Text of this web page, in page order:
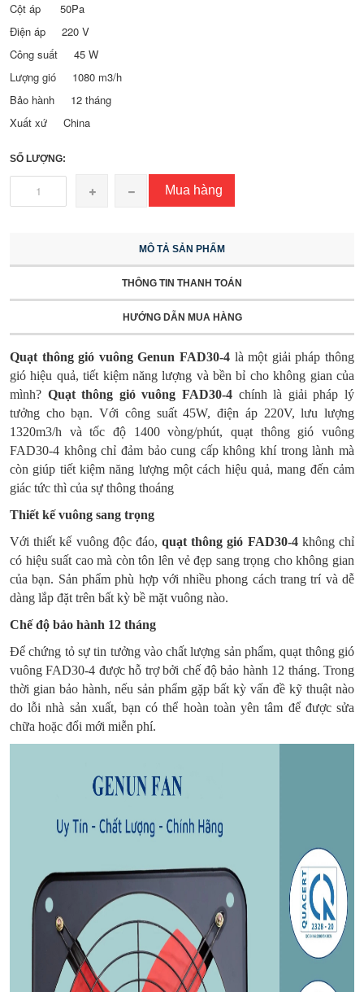
Cột áp 50Pa
Điện áp 220 V
Công suất 45 W
Lượng gió 1080 m3/h
Bảo hành 12 tháng
Xuất xứ China
SỐ LƯỢNG:
Mua hàng
MÔ TẢ SẢN PHẨM
THÔNG TIN THANH TOÁN
HƯỚNG DẪN MUA HÀNG
Quạt thông gió vuông Genun FAD30-4 là một giải pháp thông
gió hiệu quả, tiết kiệm năng lượng và bền bỉ cho không gian của
mình? Quạt thông gió vuông FAD30-4 chính là giải pháp lý
tưởng cho bạn. Với công suất 45W, điện áp 220V, lưu lượng
1320m3/h và tốc độ 1400 vòng/phút, quạt thông gió vuông
FAD30-4 không chỉ đảm bảo cung cấp không khí trong lành mà
còn giúp tiết kiệm năng lượng một cách hiệu quả, mang đến cảm
giác tức thì của sự thông thoáng
Thiết kế vuông sang trọng
Với thiết kế vuông độc đáo,quạt thông gió FAD30-4không chỉ
có hiệu suất cao mà còn tôn lên vẻ đẹp sang trọng cho không gian
của bạn. Sản phẩm phù hợp với nhiều phong cách trang trí và dễ
dàng lắp đặt trên bất kỳ bề mặt vuông nào.
Chế độ bảo hành 12 tháng
Để chứng tỏ sự tin tưởng vào chất lượng sản phẩm, quạt thông gió
vuông FAD30-4 được hỗ trợ bởi chế độ bảo hành 12 tháng. Trong
thời gian bảo hành, nếu sản phẩm gặp bất kỳ vấn đề kỹ thuật nào
do lỗi nhà sản xuất, bạn có thể hoàn toàn yên tâm để được sửa
chữa hoặc đổi mới miễn phí.